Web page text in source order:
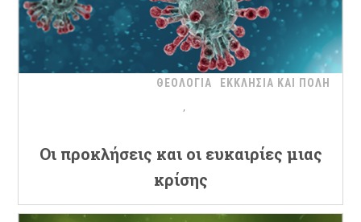
ΘΕΟΛΟΓΙΑ ΕΚΚΛΗΣΙΑ ΚΑΙ ΠΟΛΗ
Oι προκλήσεις και οι ευκαιρίες μιας
κρίσης